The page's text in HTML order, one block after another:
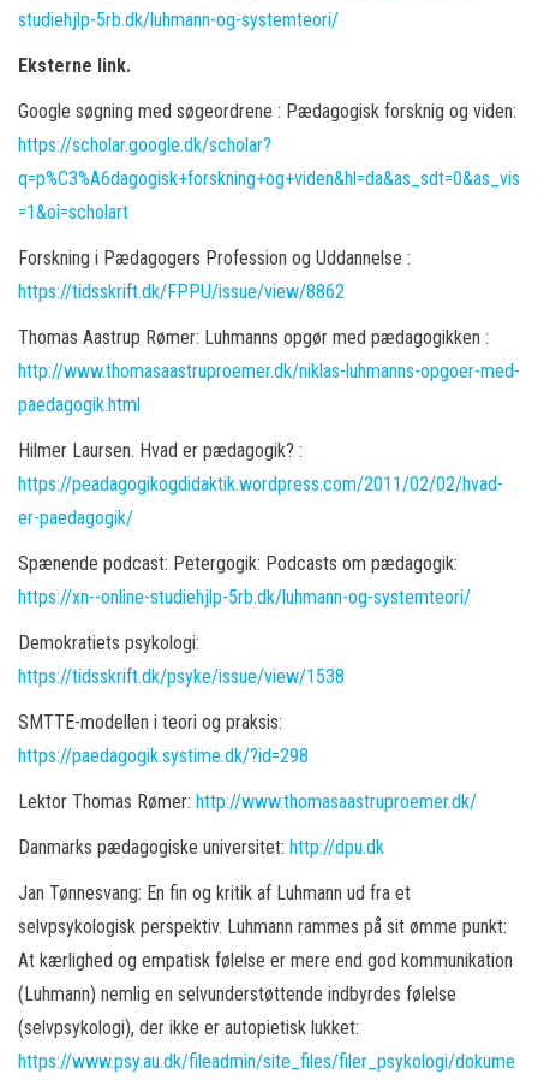
studiehjlp-5rb.dk/luhmann-og-systemteori/
Eksterne link.
Google søgning med søgeordrene : Pædagogisk forsknig og viden:
https://scholar.google.dk/scholar?
q=p%C3%A6dagogisk+forskning+og+viden&hl=da&as_sdt=0&as_vis
=1&oi=scholart
Forskning i Pædagogers Profession og Uddannelse :
https://tidsskrift.dk/FPPU/issue/view/8862
Thomas Aastrup Rømer: Luhmanns opgør med pædagogikken :
http://www.thomasaastruproemer.dk/niklas-luhmanns-opgoer-med-
paedagogik.html
Hilmer Laursen. Hvad er pædagogik? :
https://peadagogikogdidaktik.wordpress.com/2011/02/02/hvad-
er-paedagogik/
Spænende podcast: Petergogik: Podcasts om pædagogik:
https://xn--online-studiehjlp-5rb.dk/luhmann-og-systemteori/
Demokratiets psykologi:
https://tidsskrift.dk/psyke/issue/view/1538
SMTTE-modellen i teori og praksis:
https://paedagogik.systime.dk/?id=298
Lektor Thomas Rømer: http://www.thomasaastruproemer.dk/
Danmarks pædagogiske universitet: http://dpu.dk
Jan Tønnesvang: En fin og kritik af Luhmann ud fra et
selvpsykologisk perspektiv. Luhmann rammes på sit ømme punkt:
At kærlighed og empatisk følelse er mere end god kommunikation
(Luhmann) nemlig en selvunderstøttende indbyrdes følelse
(selvpsykologi), der ikke er autopietisk lukket:
https://www.psy.au.dk/fileadmin/site_files/filer_psykologi/dokume